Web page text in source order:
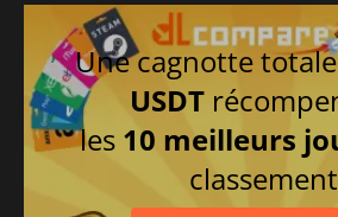
Une cagnotte
USDT
les 10 meilleurs